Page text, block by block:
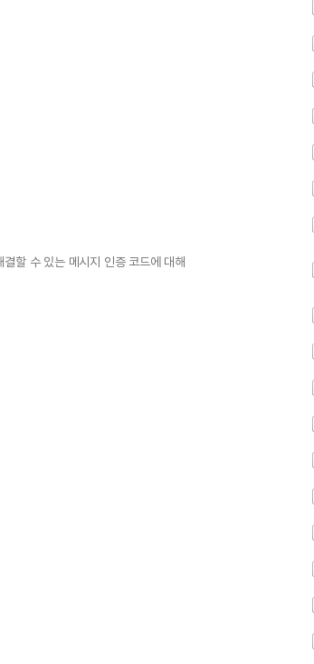
할 수 있는 메시지 인증 코드에 대해